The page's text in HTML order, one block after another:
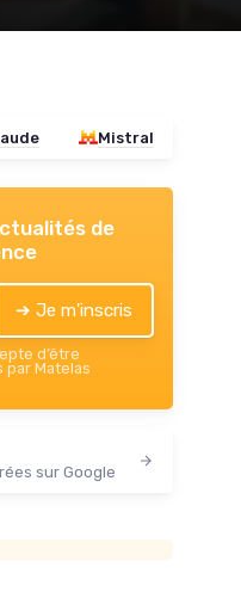
Mistral
de
➔ Je m'inscris
d’être
par Matelas
sur Google